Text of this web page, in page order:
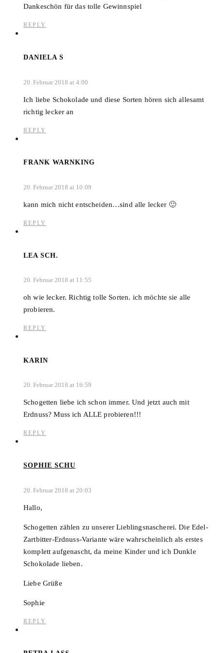
Dankeschön für das tolle Gewinnspiel
REPLY
DANIELA S
20. Februar 2018 at 4:00
Ich liebe Schokolade und diese Sorten hören sich allesamt
richtig lecker an
REPLY
FRANK WARNKING
20. Februar 2018 at 10:09
kann mich nicht entscheiden…sind alle lecker 🙂
REPLY
LEA SCH.
20. Februar 2018 at 11:55
oh wie lecker. Richtig tolle Sorten. ich möchte sie alle
probieren.
REPLY
KARIN
20. Februar 2018 at 16:59
Schogetten liebe ich schon immer. Und jetzt auch mit
Erdnuss? Muss ich ALLE probieren!!!
REPLY
SOPHIE SCHU
20. Februar 2018 at 20:03
Hallo,
Schogetten zählen zu unserer Lieblingsnascherei. Die Edel-
Zartbitter-Erdnuss-Variante wäre wahrscheinlich als erstes
komplett aufgenascht, da meine Kinder und ich Dunkle
Schokolade lieben.
Liebe Grüße
Sophie
REPLY